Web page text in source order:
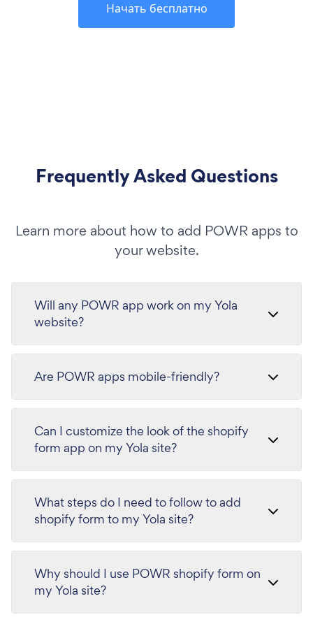
Начать бесплатно
Frequently Asked Questions
Learn more about how to add POWR apps to
your website.
Will any POWR app work on my Yola
website?
Are POWR apps mobile-friendly?
Can I customize the look of the shopify
form app on my Yola site?
What steps do I need to follow to add
shopify form to my Yola site?
Why should I use POWR shopify form on
my Yola site?